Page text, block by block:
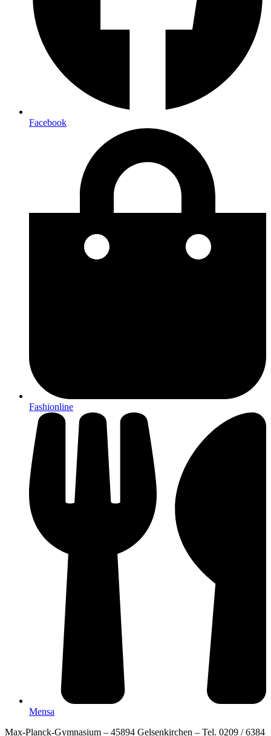
Facebook
Fashionline
Mensa
Max-Planck-Gymnasium – 45894 Gelsenkirchen – Tel. 0209 / 6384